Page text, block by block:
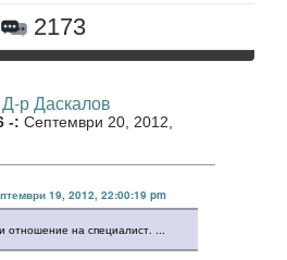
2173
р Даскалов
-: Септември 20, 2012,
19, 2012, 22:00:19 pm
отношение на специалист. ...